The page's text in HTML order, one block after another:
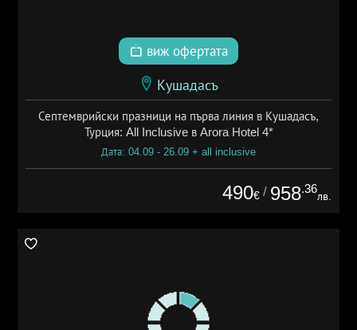
виж офертата
Кушадасъ
Септемврийски празници на първа линия в Кушадасъ,
Турция: All Inclusive в Arora Hotel 4*
Дата: 04.09 - 26.09 + all inclusive
490€ / 958.36
лв.